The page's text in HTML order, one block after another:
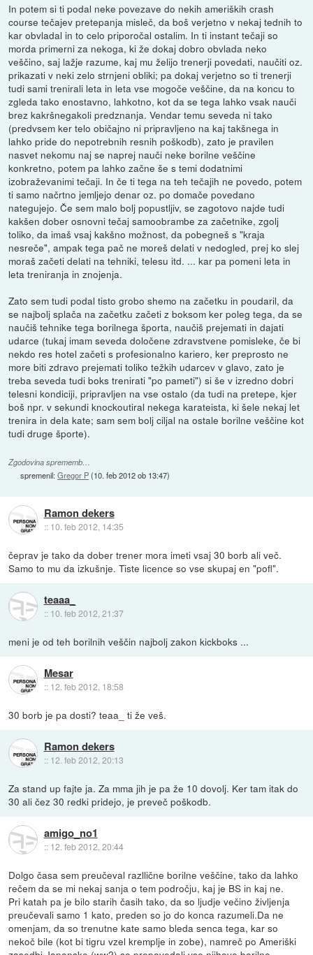
In potem si ti podal neke povezave do nekih ameriških crash
course tečajev pretepanja misleč, da boš verjetno v nekaj tednih to
kar obvladal in to celo priporočal ostalim. In ti instant tečaji so
morda primerni za nekoga, ki že dokaj dobro obvlada neko
veščino, saj lažje razume, kaj mu želijo trenerji povedati, naučiti oz.
prikazati v neki zelo strnjeni obliki; pa dokaj verjetno so ti trenerji
tudi sami trenirali leta in leta vse mogoče veščine, da na koncu to
zgleda tako enostavno, lahkotno, kot da se tega lahko vsak nauči
brez kakršnegakoli predznanja. Vendar temu seveda ni tako
(predvsem ker telo običajno ni pripravljeno na kaj takšnega in
lahko pride do nepotrebnih resnih poškodb), zato je pravilen
nasvet nekomu naj se naprej nauči neke borilne veščine
konkretno, potem pa lahko začne še s temi dodatnimi
izobraževanimi tečaji. In če ti tega na teh tečajih ne povedo, potem
ti samo načrtno jemljejo denar oz. po domače povedano
nategujejo. Če sem malo bolj popustljiv, se zagotovo najde tudi
kakšen dober osnovni tečaj samoobrambe za začetnike, zgolj
toliko, da imaš vsaj kakšno možnost, da pobegneš s "kraja
nesreče", ampak tega pač ne moreš delati v nedogled, prej ko slej
moraš začeti delati na tehniki, telesu itd. ... kar pa pomeni leta in
leta treniranja in znojenja.
Zato sem tudi podal tisto grobo shemo na začetku in poudaril, da
se najbolj splača na začetku začeti z boksom ker poleg tega, da se
naučiš tehnike tega borilnega športa, naučiš prejemati in dajati
udarce (tukaj imam seveda določene zdravstvene pomisleke, če bi
nekdo res hotel začeti s profesionalno kariero, ker preprosto ne
more biti zdravo prejemati toliko težkih udarcev v glavo, zato je
treba seveda tudi boks trenirati "po pameti") si še v izredno dobri
telesni kondiciji, pripravljen na vse ostalo (da tudi na pretepe, kjer
boš npr. v sekundi knockoutiral nekega karateista, ki šele nekaj let
trenira in dela kate; sam sem bolj ciljal na ostale borilne veščine kot
tudi druge športe).
Zgodovina sprememb…
spremenil:Gregor P(10. feb 2012 ob 13:47)
Ramon dekers
:: 10. feb 2012, 14:35
čeprav je tako da dober trener mora imeti vsaj 30 borb ali več.
Samo to mu da izkušnje. Tiste licence so vse skupaj en "pofl".
teaaa_
:: 10. feb 2012, 21:37
meni je od teh borilnih veščin najbolj zakon kickboks ...
Mesar
:: 12. feb 2012, 18:58
30 borb je pa dosti? teaa_ ti že veš.
Ramon dekers
:: 12. feb 2012, 20:13
Za stand up fajte ja. Za mma jih je pa že 10 dovolj. Ker tam itak do
30 ali čez 30 redki pridejo, je preveč poškodb.
amigo_no1
:: 12. feb 2012, 20:44
Dolgo časa sem preučeval razllične borilne veščine, tako da lahko
rečem da se mi nekaj sanja o tem področju, kaj je BS in kaj ne.
Pri katah pa je bilo starih časih tako, da so ljudje večino življenja
preučevali samo 1 kato, preden so jo do konca razumeli.Da ne
omenjam, da so trenutne kate samo bleda senca tega, kar so
nekoč bile (kot bi tigru vzel kremplje in zobe), namreč po Ameriški